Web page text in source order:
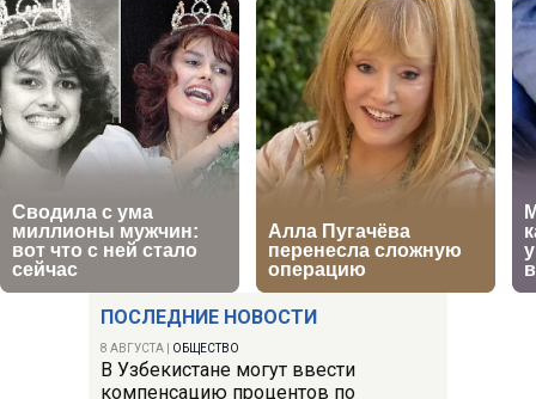
ПОСЛЕДНИЕ НОВОСТИ
8 АВГУСТА ОБЩЕСТВО
В Узбекистане могут ввести
компенсацию процентов по